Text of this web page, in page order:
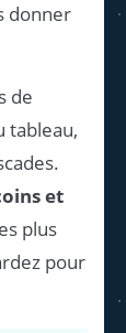
donner
de
tableau,
et
plus
pour